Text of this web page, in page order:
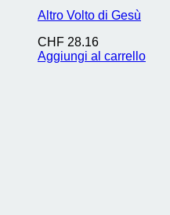
Altro Volto di Gesù
CHF 28.16
Aggiungi al carrello